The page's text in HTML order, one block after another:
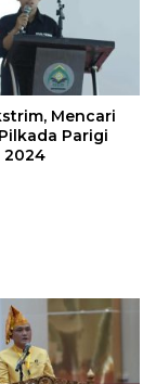
Mencari
Parigi
2024